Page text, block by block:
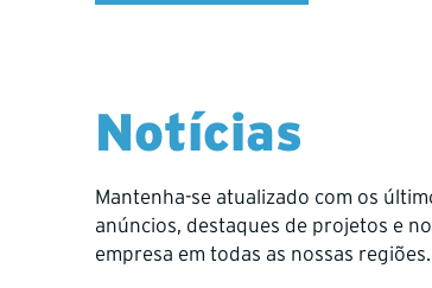
Notícias
Mantenha-se atualizado com os
anúncios, destaques de projetos e
empresa em todas as nossas regiões.
Hy-